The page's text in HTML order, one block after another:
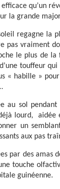
qu’un
la grande
regagne la
pas vraiment
le plus de
touffeur
« habille »
au sol
lourd,
un
aux pas
par des
touche
guinéenne.